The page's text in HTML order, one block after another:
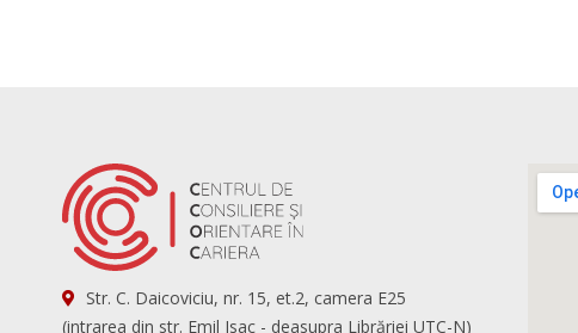
Str. C. Daicoviciu, nr. 15, et.2, camera E25
(intrarea din str. Emil Isac - deasupra Librăriei UTC-N)